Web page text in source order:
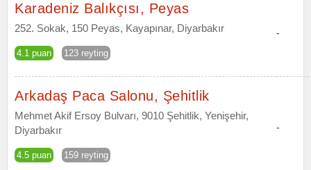
Karadeniz Balıkçısı, Peyas
252. Sokak, 150 Peyas, Kayapınar, Diyarbakır
4.1 puan 123 reyting
-
Arkadaş Paca Salonu, Şehitlik
Mehmet Akif Ersoy Bulvarı, 9010 Şehitlik, Yenişehir,
Diyarbakır
4.5 puan 159 reyting
-